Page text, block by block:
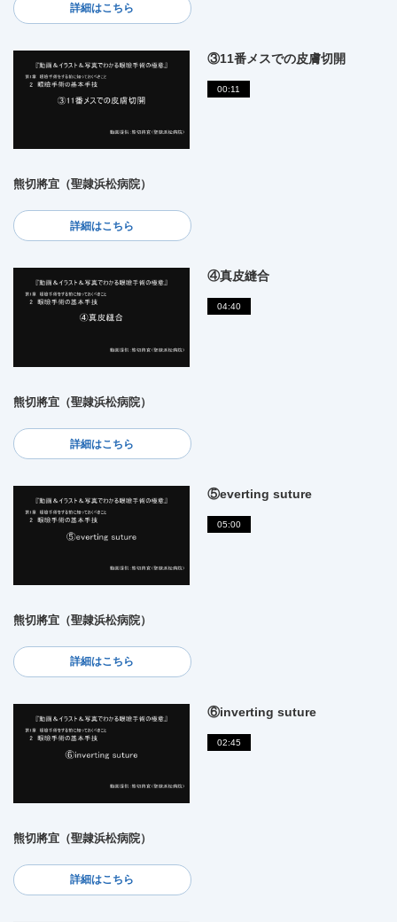
詳細はこちら
③11番メスでの皮膚切開
00:11
熊切將宜（聖隷浜松病院）
詳細はこちら
④真皮縫合
04:40
熊切將宜（聖隷浜松病院）
詳細はこちら
⑤everting suture
05:00
熊切將宜（聖隷浜松病院）
詳細はこちら
⑥inverting suture
02:45
熊切將宜（聖隷浜松病院）
詳細はこちら